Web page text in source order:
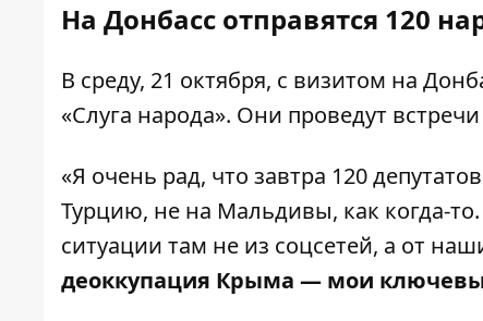
На Донбасс отправятся 120
В среду, 21 октября, с визитом на
«Слуга народа». Они проведут
«Я очень рад, что завтра 120
Турцию, не на Мальдивы, как когда-
ситуации там не из соцсетей, а от
деоккупация Крыма — мои